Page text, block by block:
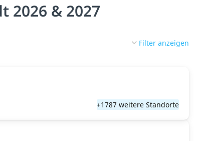
& 2027
Filter anzeigen
+1787 weitere Standorte